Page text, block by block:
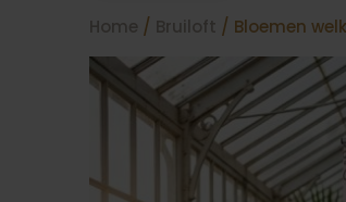
Home / Bruiloft / Bloemen